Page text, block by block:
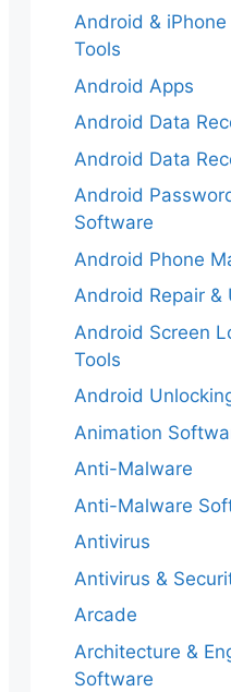
Android &
Tools
Android Apps
Android Data
Android Data
Android
Software
Android Phone
Android Repair &
Android Screen
Tools
Android
Animation
Anti-Malware
Anti-Malware
Antivirus
Antivirus &
Arcade
Architecture &
Software